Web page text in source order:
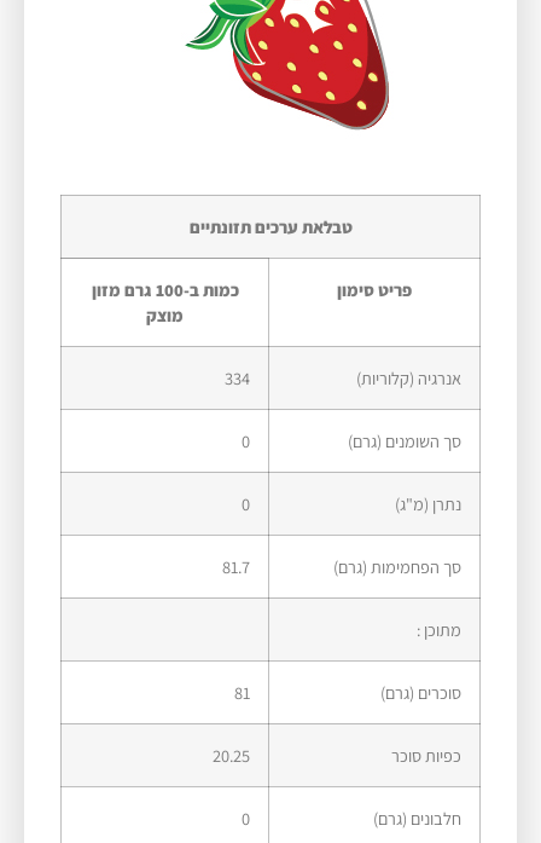
טבלאת ערכים תזונתיים
פריט סימון​
כמות ב-100 גרם מזון
מוצק
אנרגיה (קלוריות) 334
סך השומנים (גרם) 0
נתרן (מ"ג) 0
סך הפחמימות (גרם) 81.7
מתוכן :
סוכרים (גרם) 81
כפיות סוכר 20.25
חלבונים (גרם) 0